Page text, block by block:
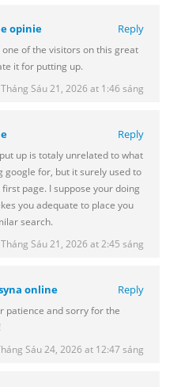
opinie Reply
one of the visitors on this great
it for putting up.
Tháng Sáu 21, 2026 at 1:46 sáng
Reply
up is totaly unrelated to what
google for, but it surely used to
page. I suppose your doing
you adequate to place you
search.
Tháng Sáu 21, 2026 at 2:45 sáng
online Reply
patience and sorry for the
Sáu 24, 2026 at 12:47 sáng